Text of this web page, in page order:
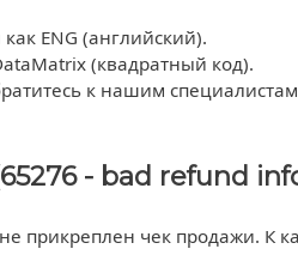
ENG (английский).
(квадратный код).
к нашим
- bad refund
прикреплен чек продажи. К